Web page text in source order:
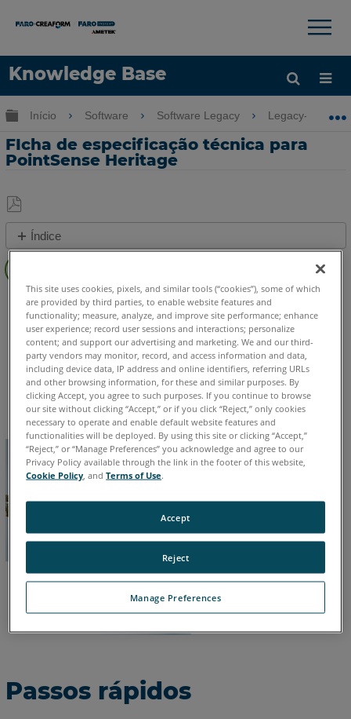
Knowledge Base
Idioma
×
Expandir/recolher hierarquia global
Início Software Software Legacy Legacy-
FIcha de especificação técnica para
PointSense Heritage
Salvar
como
PDF
Índice
Passos
Consulte
também
PointSense Heritage
Alemão Chinês Coreano Espanhol Francês Inglês
Italiano Japonês Português
Passos rápidos
This site uses cookies, pixels, and similar tools (“cookies”), some of which
are provided by third parties, to enable website features and
functionality; measure, analyze, and improve site performance; enhance
user experience; record user sessions and interactions; personalize
content; and support our advertising and marketing. We and our third-
party vendors may monitor, record, and access information and data,
including device data, IP address and online identifiers, referring URLs
and other browsing information, for these and similar purposes. By
clicking Accept, you agree to such purposes. If you continue to browse
our site without clicking “Accept,” or if you click “Reject,” only cookies
necessary to operate and enable default website features and
functionalities will be deployed. By using this site or clicking “Accept,”
“Reject,” or “Manage Preferences” you acknowledge and agree to our
Privacy Policy available through the link in the footer of this website,
Cookie Policy , andTerms of Use.
Manage Preferences
Reject
Accept